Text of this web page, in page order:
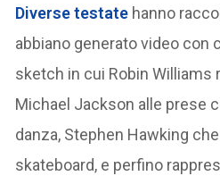
Diverse testate hanno
abbiano generato video con
sketch in cui Robin Williams
Michael Jackson alle prese
danza, Stephen Hawking
skateboard, e perfino